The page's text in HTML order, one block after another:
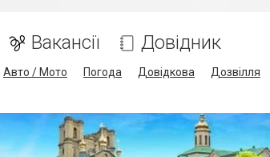
Вакансії Довідник
Авто / Мото Погода Довідкова Дозвілля